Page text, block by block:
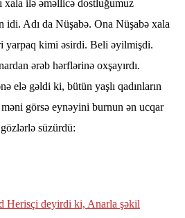
xala ilə əməllicə dostluğumuz
idi. Adı da Nüşabə. Ona Nüşabə xala
yarpaq kimi əsirdi. Beli əyilmişdi.
ərəb hərflərinə oxşayırdı.
elə gəldi ki, bütün yaşlı qadınların
görsə eynəyini burnun ən ucqar
süzürdü:
Herisçi deyirdi ki, Anarla şəkil